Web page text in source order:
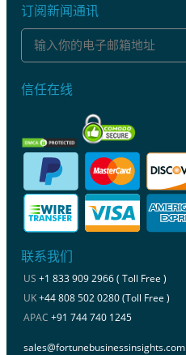
订阅新闻通讯
信任在线
联系我们
US +1 833 909 2966 ( Toll Free )
UK+44 808 502 0280 (Toll Free )
APAC +91 744 740 1245
sales@fortunebusinessinsights.com